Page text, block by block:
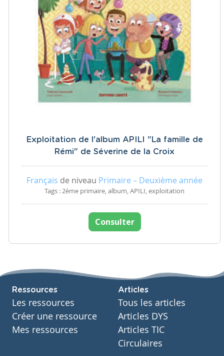
Exploitation de l'album APILI "La famille de
Rémi" de Séverine de la Croix
Français de niveau Primaire – Deuxième année
Tags : 2ème primaire, album, APILI, exploitation
Consulter
Ressources
Les ressources
Créer une ressource
Mes ressources
Articles
Tous les articles
Articles DYS
Articles TIC
Circulaires